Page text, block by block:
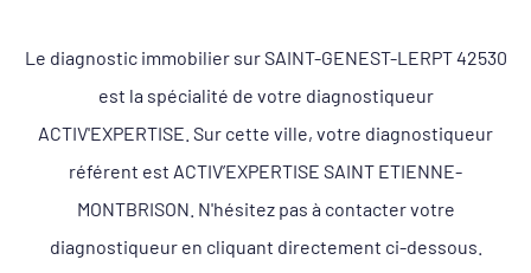
Le diagnostic immobilier sur SAINT-GENEST-LERPT 42530
est la spécialité de votre diagnostiqueur
ACTIV'EXPERTISE. Sur cette ville, votre diagnostiqueur
référent est ACTIV’EXPERTISE SAINT ETIENNE-
MONTBRISON. N'hésitez pas à contacter votre
diagnostiqueur en cliquant directement ci-dessous.